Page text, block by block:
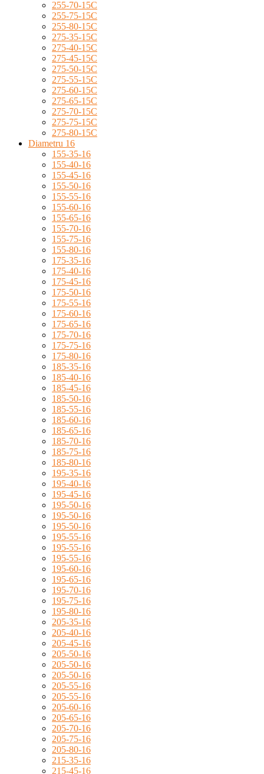
255-70-15C
255-75-15C
255-80-15C
275-35-15C
275-40-15C
275-45-15C
275-50-15C
275-55-15C
275-60-15C
275-65-15C
275-70-15C
275-75-15C
275-80-15C
Diametru 16
155-35-16
155-40-16
155-45-16
155-50-16
155-55-16
155-60-16
155-65-16
155-70-16
155-75-16
155-80-16
175-35-16
175-40-16
175-45-16
175-50-16
175-55-16
175-60-16
175-65-16
175-70-16
175-75-16
175-80-16
185-35-16
185-40-16
185-45-16
185-50-16
185-55-16
185-60-16
185-65-16
185-70-16
185-75-16
185-80-16
195-35-16
195-40-16
195-45-16
195-50-16
195-50-16
195-50-16
195-55-16
195-55-16
195-55-16
195-60-16
195-65-16
195-70-16
195-75-16
195-80-16
205-35-16
205-40-16
205-45-16
205-50-16
205-50-16
205-50-16
205-55-16
205-55-16
205-60-16
205-65-16
205-70-16
205-75-16
205-80-16
215-35-16
215-45-16